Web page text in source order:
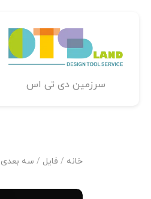
سرزمین دی تی اس
خانه / فایل / سه بعدی